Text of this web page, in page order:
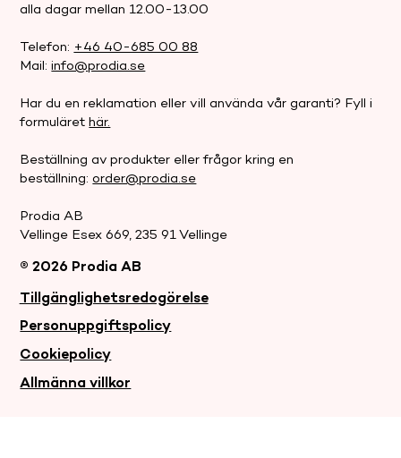
® 2026 Prodia AB
Personuppgiftspolicy
Cookiepolicy
Allmänna villkor
Tillgänglighetsredogörelse
alla dagar mellan 12.00-13.00
Telefon: +46 40-685 00 88
Mail:info@prodia.se
Har du en reklamation eller vill använda vår garanti? Fyll i
formulärethär.
Beställning av produkter eller frågor kring en
beställning:order@prodia.se
Prodia AB
Vellinge Esex 669, 235 91 Vellinge
.